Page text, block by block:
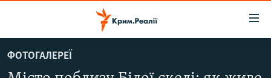
до
ФОТОГАЛЕРЕЇ